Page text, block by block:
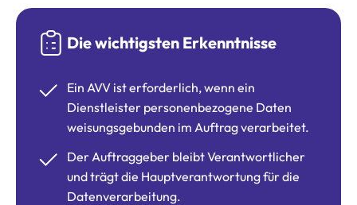
Die wichtigsten Erkenntnisse
Ein AVV ist erforderlich, wenn ein
Dienstleister personenbezogene Daten
weisungsgebunden im Auftrag verarbeitet.
Der Auftraggeber bleibt Verantwortlicher
und trägt die Hauptverantwortung für die
Datenverarbeitung.